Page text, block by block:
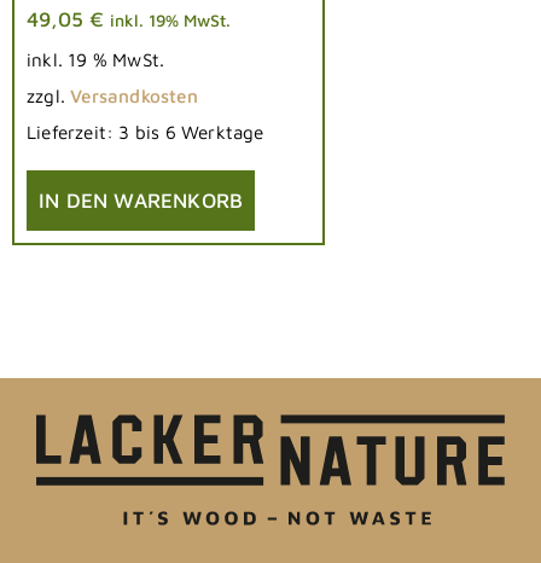
49,05 € inkl. 19% MwSt.
inkl. 19 % MwSt.
zzgl.Versandkosten
Lieferzeit: 3 bis 6 Werktage
IN DEN WARENKORB